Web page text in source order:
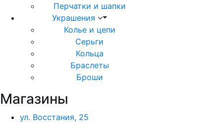
Перчатки и шапки
Украшения
Колье и цепи
Серьги
Кольца
Браслеты
Броши
Магазины
ул. Восстания, 25